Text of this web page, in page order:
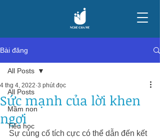
Bài đăng
All Posts
Mầm non
Tiểu học
All Posts
Sức mạnh của lời khen
ngợi
4 thg 4, 2022 3 phút đọc
Sự củng cố tích cực có thể dẫn đến kết